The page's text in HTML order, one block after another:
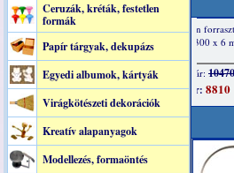
Ceruzák, kréták, festetlen
formák
Papír tárgyak, dekupázs
Egyedi albumok, kártyák
Virágkötészeti dekorációk
Kreatív alapanyagok
Modellezés, formaöntés